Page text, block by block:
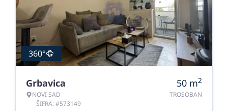
360°
Grbavica
NOVI SAD
ŠIFRA: #573149
50 m2
TROSOBAN